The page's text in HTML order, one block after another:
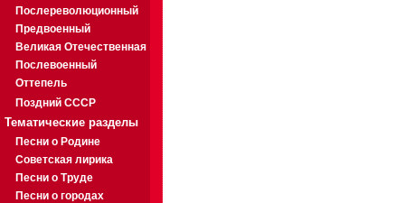
Послереволюционный
Предвоенный
Великая Отечественная
Послевоенный
Оттепель
Поздний СССР
Тематические разделы
Песни о Родине
Советская лирика
Песни о Труде
Песни о городах